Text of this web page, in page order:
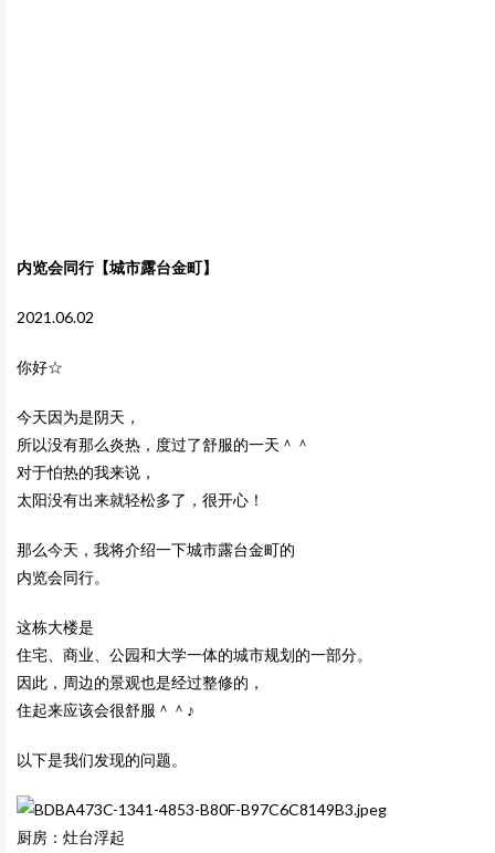
内览会同行【城市露台金町】
2021.06.02
你好☆
今天因为是阴天，
所以没有那么炎热，度过了舒服的一天＾＾
对于怕热的我来说，
太阳没有出来就轻松多了，很开心！
那么今天，我将介绍一下城市露台金町的
内览会同行。
这栋大楼是
住宅、商业、公园和大学一体的城市规划的一部分。
因此，周边的景观也是经过整修的，
住起来应该会很舒服＾＾♪
以下是我们发现的问题。
厨房：灶台浮起